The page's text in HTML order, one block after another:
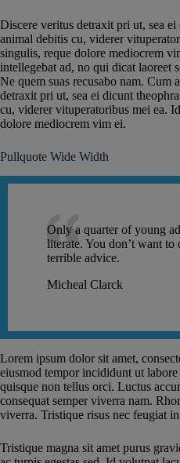
Discere veritus detraxit pri ut, sea
animal debitis cu, viderer
singulis, reque dolore mediocrem
intellegebat ad, no qui dicat laoreet
Ne quem suas recusabo nam. Cum
detraxit pri ut, sea ei dicunt
cu, viderer vituperatoribus mei ea.
dolore mediocrem vim ei.
Pullquote Wide Width
Only a quarter of young
literate. You don’t want
terrible advice.
Micheal Clarck
Lorem ipsum dolor sit amet,
eiusmod tempor incididunt ut
quisque non tellus orci. Luctus
consequat semper viverra nam.
viverra. Tristique risus nec feugiat
Tristique magna sit amet purus